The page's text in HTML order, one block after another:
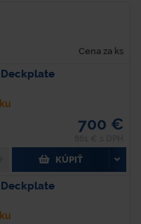
Cena za ks
Deckplate
700 €
KÚPIŤ
Deckplate